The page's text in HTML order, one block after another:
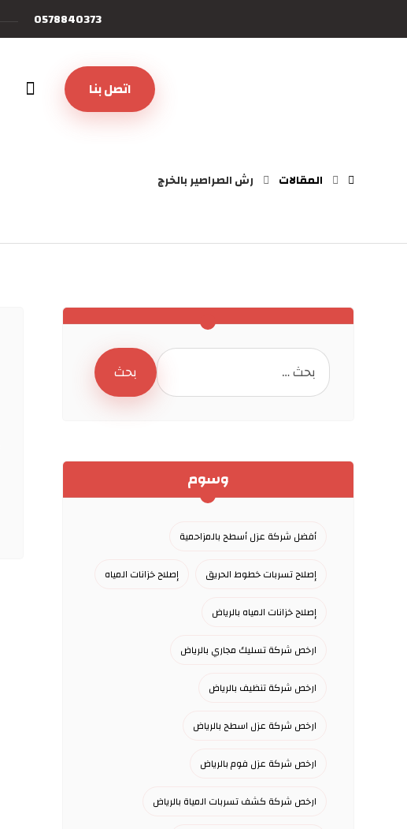
0578840373
اتصل بنا
المقالات رش الصراصير بالخرج
وسوم
أفضل شركة عزل أسطح بالمزاحمية
إصلاح تسربات خطوط الحريق إصلاح خزانات المياه
إصلاح خزانات المياه بالرياض
ارخص شركة تسليك مجاري بالرياض
ارخص شركة تنظيف بالرياض
ارخص شركة عزل اسطح بالرياض
ارخص شركة عزل فوم بالرياض
ارخص شركة كشف تسربات المياة بالرياض